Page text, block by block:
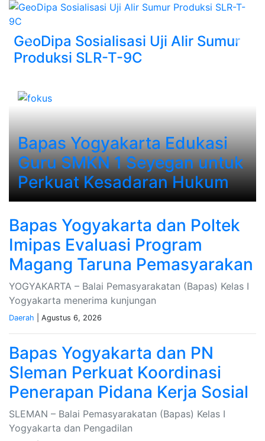
GeoDipa Sosialisasi Uji Alir Sumur
Produksi SLR-T-9C
Previous Next
Bapas Yogyakarta Edukasi
Guru SMKN 1 Seyegan untuk
Perkuat Kesadaran Hukum
Bapas Yogyakarta dan Poltek
Imipas Evaluasi Program
Magang Taruna Pemasyarakan
YOGYAKARTA – Balai Pemasyarakatan (Bapas) Kelas I
Yogyakarta menerima kunjungan
Daerah | Agustus 6, 2026
Bapas Yogyakarta dan PN
Sleman Perkuat Koordinasi
Penerapan Pidana Kerja Sosial
SLEMAN – Balai Pemasyarakatan (Bapas) Kelas I
Yogyakarta dan Pengadilan